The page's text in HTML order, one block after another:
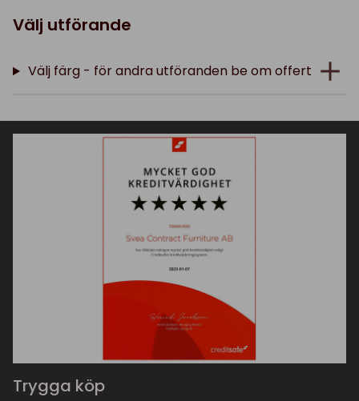
Välj utförande
Välj färg - för andra utföranden be om offert
Trygga köp